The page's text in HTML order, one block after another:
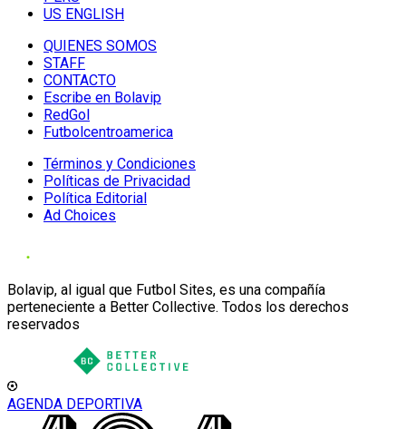
US ENGLISH
QUIENES SOMOS
STAFF
CONTACTO
Escribe en Bolavip
RedGol
Futbolcentroamerica
Términos y Condiciones
Políticas de Privacidad
Política Editorial
Ad Choices
Bolavip, al igual que Futbol Sites, es una compañía
perteneciente a Better Collective. Todos los derechos
reservados
AGENDA DEPORTIVA